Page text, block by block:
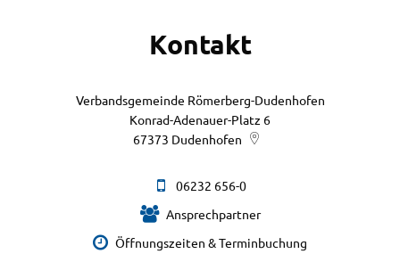
Kontakt
Verbandsgemeinde Römerberg-Dudenhofen
Konrad-Adenauer-Platz 6
67373 Dudenhofen
06232 656-0
Ansprechpartner
Öffnungszeiten & Terminbuchung